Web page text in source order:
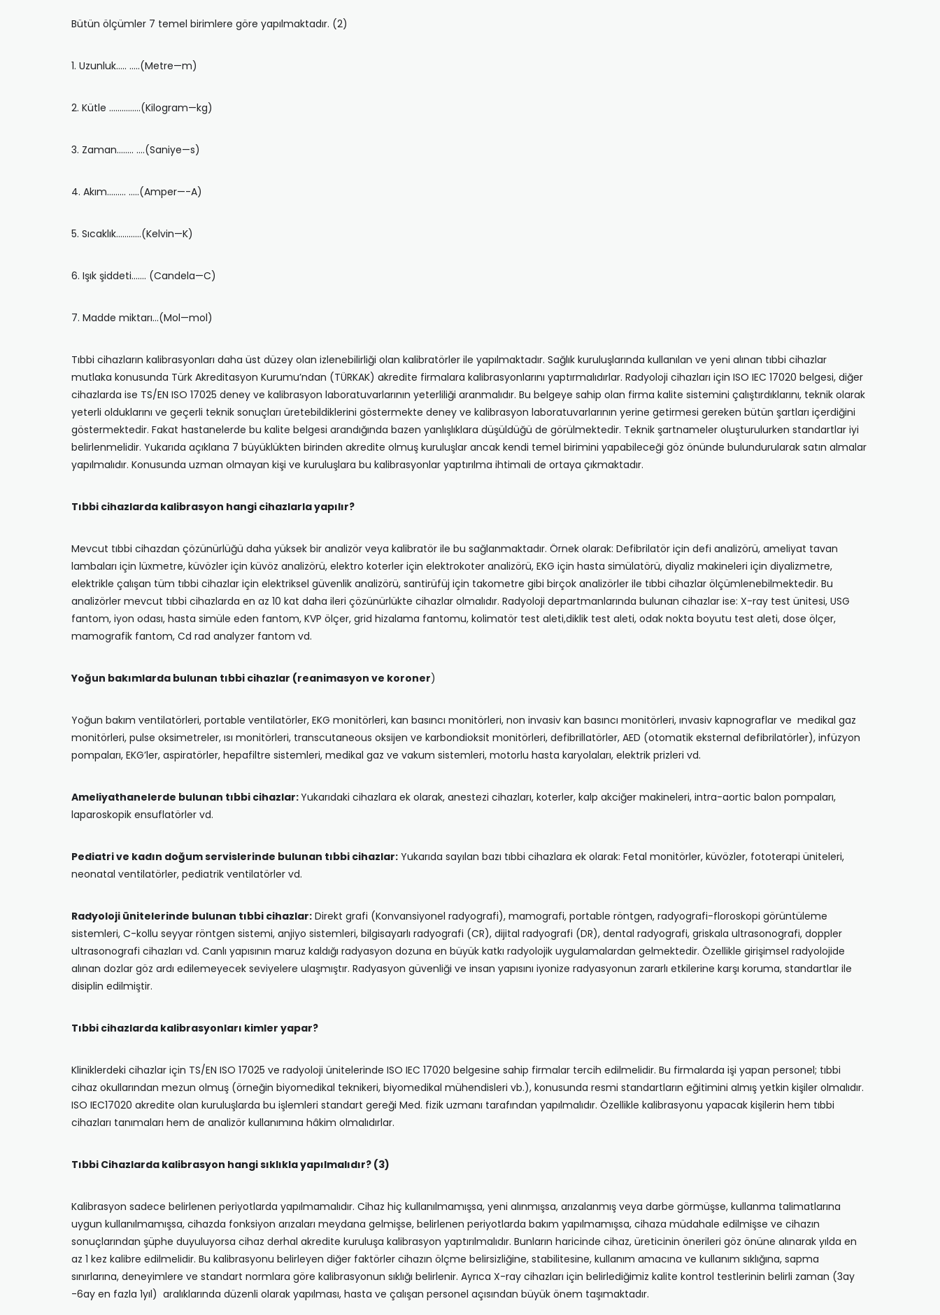
Bütün ölçümler 7 temel birimlere göre yapılmaktadır. (2)
1. Uzunluk….. …..(Metre—m)
2. Kütle ……………(Kilogram—kg)
3. Zaman…….. ….(Saniye—s)
4. Akım……… …..(Amper—-A)
5. Sıcaklık…………(Kelvin—K)
6. Işık şiddeti……. (Candela—C)
7. Madde miktarı…(Mol—mol)
Tıbbi cihazların kalibrasyonları daha üst düzey olan izlenebilirliği olan kalibratörler ile yapılmaktadır. Sağlık kuruluşlarında kullanılan ve yeni alınan tıbbi cihazlar
mutlaka konusunda Türk Akreditasyon Kurumu’ndan (TÜRKAK) akredite firmalara kalibrasyonlarını yaptırmalıdırlar. Radyoloji cihazları için ISO IEC 17020 belgesi, diğer
cihazlarda ise TS/EN ISO 17025 deney ve kalibrasyon laboratuvarlarının yeterliliği aranmalıdır. Bu belgeye sahip olan firma kalite sistemini çalıştırdıklarını, teknik olarak
yeterli olduklarını ve geçerli teknik sonuçları üretebildiklerini göstermekte deney ve kalibrasyon laboratuvarlarının yerine getirmesi gereken bütün şartları içerdiğini
göstermektedir. Fakat hastanelerde bu kalite belgesi arandığında bazen yanlışlıklara düşüldüğü de görülmektedir. Teknik şartnameler oluşturulurken standartlar iyi
belirlenmelidir. Yukarıda açıklana 7 büyüklükten birinden akredite olmuş kuruluşlar ancak kendi temel birimini yapabileceği göz önünde bulundurularak satın almalar
yapılmalıdır. Konusunda uzman olmayan kişi ve kuruluşlara bu kalibrasyonlar yaptırılma ihtimali de ortaya çıkmaktadır.
Tıbbi cihazlarda kalibrasyon hangi cihazlarla yapılır?
Mevcut tıbbi cihazdan çözünürlüğü daha yüksek bir analizör veya kalibratör ile bu sağlanmaktadır. Örnek olarak: Defibrilatör için defi analizörü, ameliyat tavan
lambaları için lüxmetre, küvözler için küvöz analizörü, elektro koterler için elektrokoter analizörü, EKG için hasta simülatörü, diyaliz makineleri için diyalizmetre,
elektrikle çalışan tüm tıbbi cihazlar için elektriksel güvenlik analizörü, santirüfüj için takometre gibi birçok analizörler ile tıbbi cihazlar ölçümlenebilmektedir. Bu
analizörler mevcut tıbbi cihazlarda en az 10 kat daha ileri çözünürlükte cihazlar olmalıdır. Radyoloji departmanlarında bulunan cihazlar ise: X-ray test ünitesi, USG
fantom, iyon odası, hasta simüle eden fantom, KVP ölçer, grid hizalama fantomu, kolimatör test aleti,diklik test aleti, odak nokta boyutu test aleti, dose ölçer,
mamografik fantom, Cd rad analyzer fantom vd.
Yoğun bakımlarda bulunan tıbbi cihazlar (reanimasyon ve koroner)
Yoğun bakım ventilatörleri, portable ventilatörler, EKG monitörleri, kan basıncı monitörleri, non invasiv kan basıncı monitörleri, ınvasiv kapnograflar ve medikal gaz
monitörleri, pulse oksimetreler, ısı monitörleri, transcutaneous oksijen ve karbondioksit monitörleri, defibrillatörler, AED (otomatik eksternal defibrilatörler), infüzyon
pompaları, EKG’ler, aspiratörler, hepafiltre sistemleri, medikal gaz ve vakum sistemleri, motorlu hasta karyolaları, elektrik prizleri vd.
Ameliyathanelerde bulunan tıbbi cihazlar:Yukarıdaki cihazlara ek olarak, anestezi cihazları, koterler, kalp akciğer makineleri, intra-aortic balon pompaları,
laparoskopik ensuflatörler vd.
Pediatri ve kadın doğum servislerinde bulunan tıbbi cihazlar: Yukarıda sayılan bazı tıbbi cihazlara ek olarak: Fetal monitörler, küvözler, fototerapi üniteleri,
neonatal ventilatörler, pediatrik ventilatörler vd.
Radyoloji ünitelerinde bulunan tıbbi cihazlar: Direkt grafi (Konvansiyonel radyografi), mamografi, portable röntgen, radyografi-floroskopi görüntüleme
sistemleri, C-kollu seyyar röntgen sistemi, anjiyo sistemleri, bilgisayarlı radyografi (CR), dijital radyografi (DR), dental radyografi, griskala ultrasonografi, doppler
ultrasonografi cihazları vd. Canlı yapısının maruz kaldığı radyasyon dozuna en büyük katkı radyolojik uygulamalardan gelmektedir. Özellikle girişimsel radyolojide
alınan dozlar göz ardı edilemeyecek seviyelere ulaşmıştır. Radyasyon güvenliği ve insan yapısını iyonize radyasyonun zararlı etkilerine karşı koruma, standartlar ile
disiplin edilmiştir.
Tıbbi cihazlarda kalibrasyonları kimler yapar?
Kliniklerdeki cihazlar için TS/EN ISO 17025 ve radyoloji ünitelerinde ISO IEC 17020 belgesine sahip firmalar tercih edilmelidir. Bu firmalarda işi yapan personel; tıbbi
cihaz okullarından mezun olmuş (örneğin biyomedikal teknikeri, biyomedikal mühendisleri vb.), konusunda resmi standartların eğitimini almış yetkin kişiler olmalıdır.
ISO IEC17020 akredite olan kuruluşlarda bu işlemleri standart gereği Med. fizik uzmanı tarafından yapılmalıdır. Özellikle kalibrasyonu yapacak kişilerin hem tıbbi
cihazları tanımaları hem de analizör kullanımına hâkim olmalıdırlar.
Tıbbi Cihazlarda kalibrasyon hangi sıklıkla yapılmalıdır? (3)
Kalibrasyon sadece belirlenen periyotlarda yapılmamalıdır. Cihaz hiç kullanılmamışsa, yeni alınmışsa, arızalanmış veya darbe görmüşse, kullanma talimatlarına
uygun kullanılmamışsa, cihazda fonksiyon arızaları meydana gelmişse, belirlenen periyotlarda bakım yapılmamışsa, cihaza müdahale edilmişse ve cihazın
sonuçlarından şüphe duyuluyorsa cihaz derhal akredite kuruluşa kalibrasyon yaptırılmalıdır. Bunların haricinde cihaz, üreticinin önerileri göz önüne alınarak yılda en
az 1 kez kalibre edilmelidir. Bu kalibrasyonu belirleyen diğer faktörler cihazın ölçme belirsizliğine, stabilitesine, kullanım amacına ve kullanım sıklığına, sapma
sınırlarına, deneyimlere ve standart normlara göre kalibrasyonun sıklığı belirlenir. Ayrıca X-ray cihazları için belirlediğimiz kalite kontrol testlerinin belirli zaman (3ay
-6ay en fazla 1yıl) aralıklarında düzenli olarak yapılması, hasta ve çalışan personel açısından büyük önem taşımaktadır.